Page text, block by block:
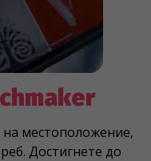
местоположение,
Достигнете до